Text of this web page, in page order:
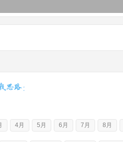
4月 5月 6月 7月 8月